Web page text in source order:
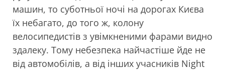
машин, то суботньої ночі на дорогах Києва
їх небагато, до того ж, колону
велосипедистів з увімкненими фарами видно
здалеку. Тому небезпека найчастіше йде не
від автомобілів, а від інших учасників Night